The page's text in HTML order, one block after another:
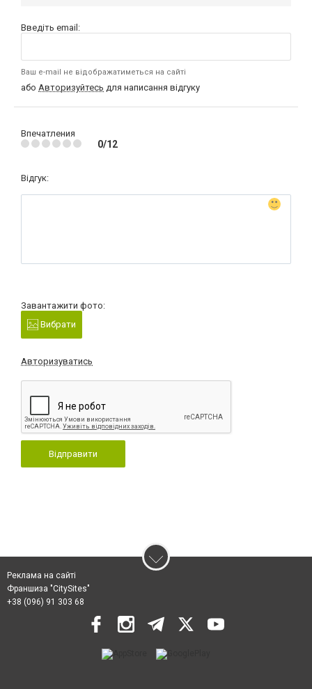
Введіть email:
Ваш e-mail не відображатиметься на сайті
або Авторизуйтесь для написання відгуку
Впечатления
0/12
Відгук:
Завантажити фото:
Вибрати
Авторизуватись
Відправити
Реклама на сайті
Франшиза "CitySites"
+38 (096) 91 303 68